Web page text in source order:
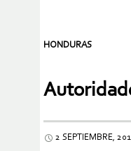
HONDURAS
2 SEPTIEMBRE,